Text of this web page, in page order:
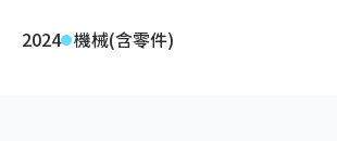
2024 機械(含零件)